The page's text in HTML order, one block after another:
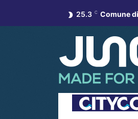
25.3 C Comune